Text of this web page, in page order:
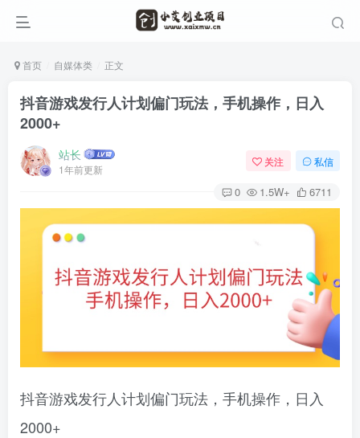
首页 自媒体类 正文
抖音游戏发行人计划偏门玩法，手机操作，日入
2000+
站长
1年前更新
关注 私信
0 1.5W+ 6711
抖音游戏发行人计划偏门玩法，手机操作，日入
2000+